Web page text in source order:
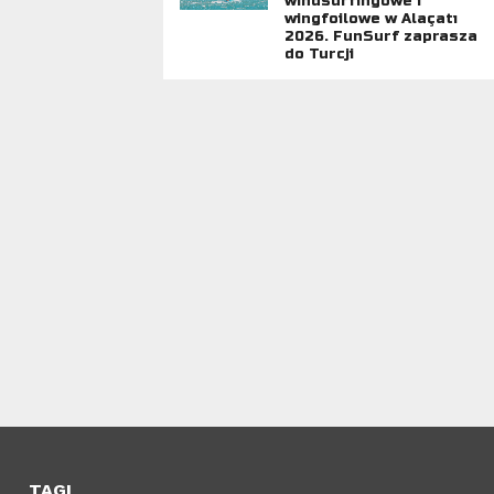
wingfoilowe w Alaçatı
2026. FunSurf zaprasza
do Turcji